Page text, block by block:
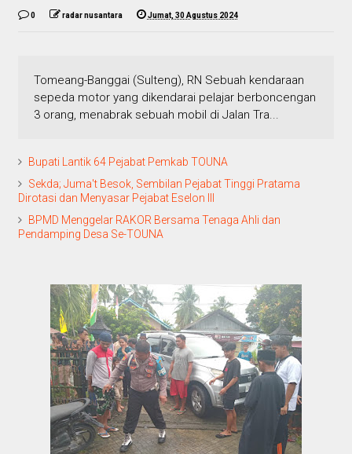
0 radar nusantara Jumat, 30 Agustus 2024
Tomeang-Banggai (Sulteng), RN Sebuah kendaraan
sepeda motor yang dikendarai pelajar berboncengan
3 orang, menabrak sebuah mobil di Jalan Tra...
Bupati Lantik 64 Pejabat Pemkab TOUNA
Sekda; Juma't Besok, Sembilan Pejabat Tinggi Pratama
Dirotasi dan Menyasar Pejabat Eselon III
BPMD Menggelar RAKOR Bersama Tenaga Ahli dan
Pendamping Desa Se-TOUNA